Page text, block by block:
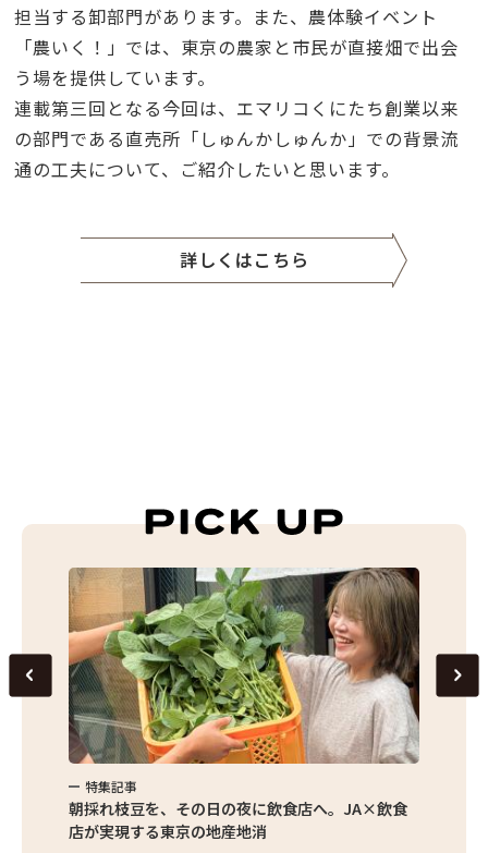
担当する卸部門があります。また、農体験イベント
「農いく！」では、東京の農家と市民が直接畑で出会
う場を提供しています。
連載第三回となる今回は、エマリコくにたち創業以来
の部門である直売所「しゅんかしゅんか」での背景流
通の工夫について、ご紹介したいと思います。
詳しくはこちら
特集記事
朝採れ枝豆を、その日の夜に飲食店へ。JA×飲食
店が実現する東京の地産地消